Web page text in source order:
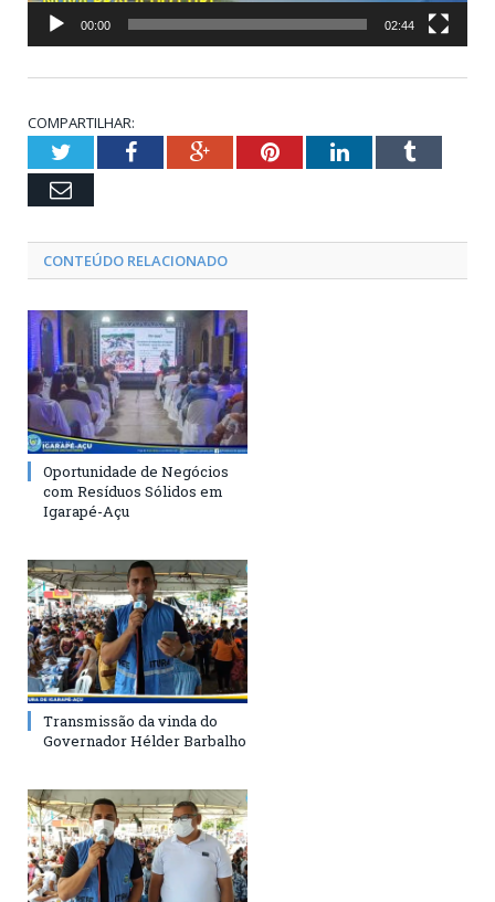
00:00 02:44
COMPARTILHAR:
TwitterFacebookGoogle+PinterestLinkedInTumblr
Email
CONTEÚDO RELACIONADO
Oportunidade de Negócios
com Resíduos Sólidos em
Igarapé-Açu
Transmissão da vinda do
Governador Hélder Barbalho